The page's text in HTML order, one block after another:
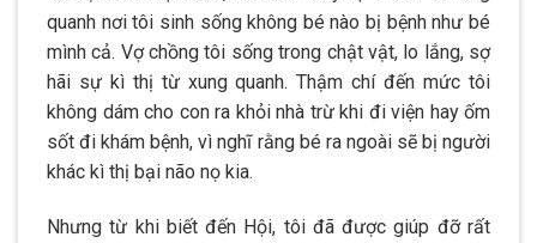
quanh nơi tôi sinh sống không bé nào bị bệnh như bé
mình cả. Vợ chồng tôi sống trong chật vật, lo lắng, sợ
hãi sự kì thị từ xung quanh. Thậm chí đến mức tôi
không dám cho con ra khỏi nhà trừ khi đi viện hay ốm
sốt đi khám bệnh, vì nghĩ rằng bé ra ngoài sẽ bị người
khác kì thị bại não nọ kia.
Nhưng từ khi biết đến Hội, tôi đã được giúp đỡ rất